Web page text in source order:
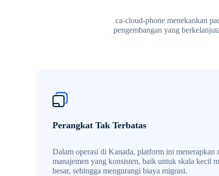
ca-cloud-phone menekankan
pengembangan yang
Perangkat Tak Terbatas
Dalam operasi di Kanada, platform ini menerapkan
manajemen yang konsisten, baik untuk skala kecil
besar, sehingga mengurangi biaya migrasi.